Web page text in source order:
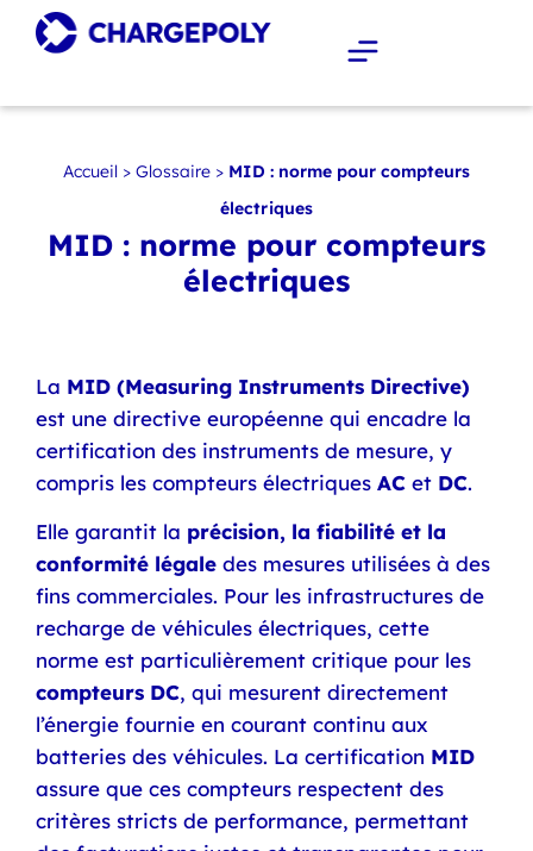
Accueil>Glossaire > MID : norme pour compteurs
électriques
MID : norme pour compteurs
électriques
La MID (Measuring Instruments Directive)
est une directive européenne qui encadre la
certification des instruments de mesure, y
compris les compteurs électriques AC et DC.
Elle garantit la précision, la fiabilité et la
conformité légale des mesures utilisées à des
fins commerciales. Pour les infrastructures de
recharge de véhicules électriques, cette
norme est particulièrement critique pour les
compteurs DC, qui mesurent directement
l’énergie fournie en courant continu aux
batteries des véhicules. La certification MID
assure que ces compteurs respectent des
critères stricts de performance, permettant